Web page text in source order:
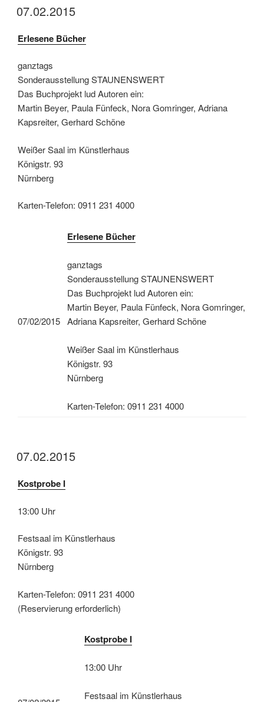
07.02.2015
Erlesene Bücher
ganztags
Sonderausstellung STAUNENSWERT
Das Buchprojekt lud Autoren ein:
Martin Beyer, Paula Fünfeck, Nora Gomringer, Adriana
Kapsreiter, Gerhard Schöne
Weißer Saal im Künstlerhaus
Königstr. 93
Nürnberg
Karten-Telefon: 0911 231 4000
07/02/2015
Erlesene Bücher
ganztags
Sonderausstellung STAUNENSWERT
Das Buchprojekt lud Autoren ein:
Martin Beyer, Paula Fünfeck, Nora Gomringer,
Adriana Kapsreiter, Gerhard Schöne
Weißer Saal im Künstlerhaus
Königstr. 93
Nürnberg
Karten-Telefon: 0911 231 4000
07.02.2015
Kostprobe I
13:00 Uhr
Festsaal im Künstlerhaus
Königstr. 93
Nürnberg
Karten-Telefon: 0911 231 4000
(Reservierung erforderlich)
Kostprobe I
13:00 Uhr
Festsaal im Künstlerhaus